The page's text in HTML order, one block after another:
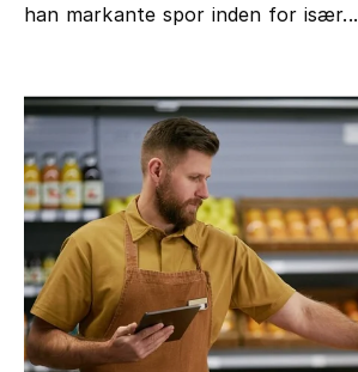
han markante spor inden for især...